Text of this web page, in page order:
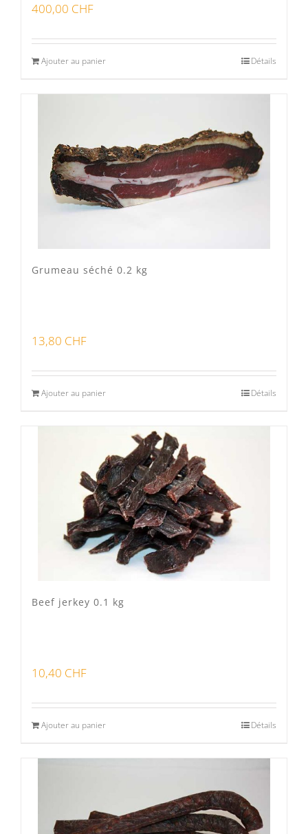
400,00 CHF
Ajouter au panier Détails
Grumeau séché 0.2 kg
13,80 CHF
Ajouter au panier Détails
Beef jerkey 0.1 kg
10,40 CHF
Ajouter au panier Détails